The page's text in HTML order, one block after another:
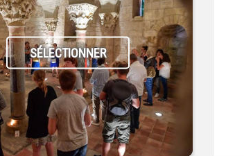
SÉLECTIONNER